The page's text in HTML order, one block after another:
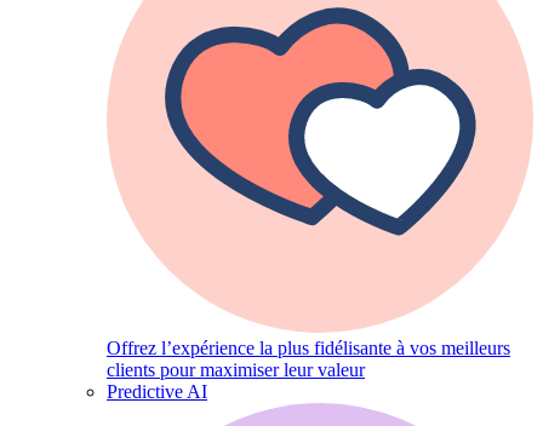
Offrez l’expérience la plus fidélisante à vos meilleurs
clients pour maximiser leur valeur
Predictive AI